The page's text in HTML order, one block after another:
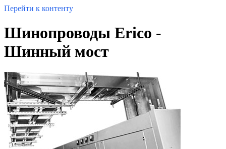
Перейти к контенту
Шинопроводы Erico -
Шинный мост